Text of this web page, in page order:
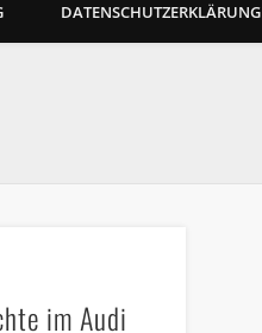
DATENSCHUTZERKLÄRUNG
im Audi